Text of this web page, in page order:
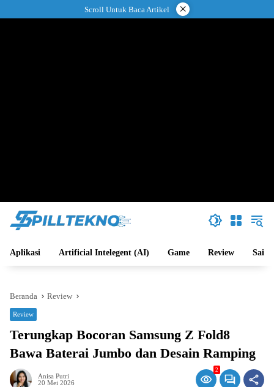
ke
Scroll Untuk Baca Artikel ×
Aplikasi Artificial Intelegent (AI) Game Review Sains
Beranda Review
Review
Terungkap Bocoran Samsung Z Fold8
Bawa Baterai Jumbo dan Desain Ramping
Anisa Putri
20 Mei 2026
2